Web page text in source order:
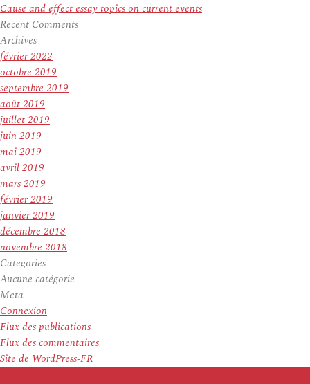
Cause and effect essay topics on current events
Recent Comments
Archives
février 2022
octobre 2019
septembre 2019
août 2019
juillet 2019
juin 2019
mai 2019
avril 2019
mars 2019
février 2019
janvier 2019
décembre 2018
novembre 2018
Categories
Aucune catégorie
Meta
Connexion
Flux des publications
Flux des commentaires
Site de WordPress-FR